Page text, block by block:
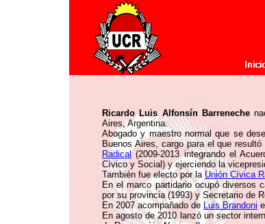
Ricardo Luis Alfonsín Barreneche
Aires, Argentina.
Abogado y maestro normal que se
Buenos Aires, cargo para el que
Radical (2009-2013 integrando el
Cívico y Social) y ejerciendo la
También fue electo por la Unión Cívica
En el marco partidario ocupó diversos
por su provincia (1993) y Secretario de
En 2007 acompañado de Luis Brandoni
En agosto de 2010 lanzó un sector